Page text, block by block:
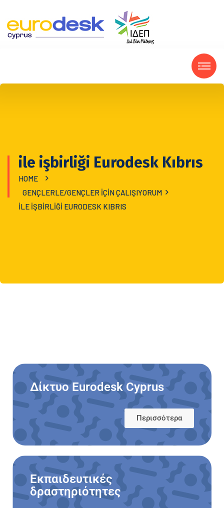
ile işbirliği Eurodesk Kıbrıs
HOME
GENÇLERLE/GENÇLER IÇIN ÇALIŞIYORUM
ILE IŞBIRLIĞI EURODESK KIBRIS
Δίκτυο Eurodesk Cyprus
Περισσότερα
Εκπαιδευτικές
δραστηριότητες​